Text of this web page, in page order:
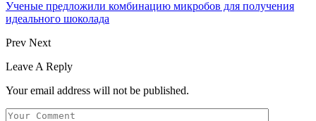
Ученые предложили комбинацию микробов для получения
идеального шоколада
Prev Next
Leave A Reply
Your email address will not be published.